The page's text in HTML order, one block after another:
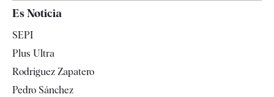
España
Televisión
Es Noticia
SEPI
Plus Ultra
Rodríguez Zapatero
Pedro Sánchez